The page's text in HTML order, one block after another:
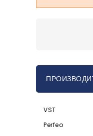
VST
Perfeo